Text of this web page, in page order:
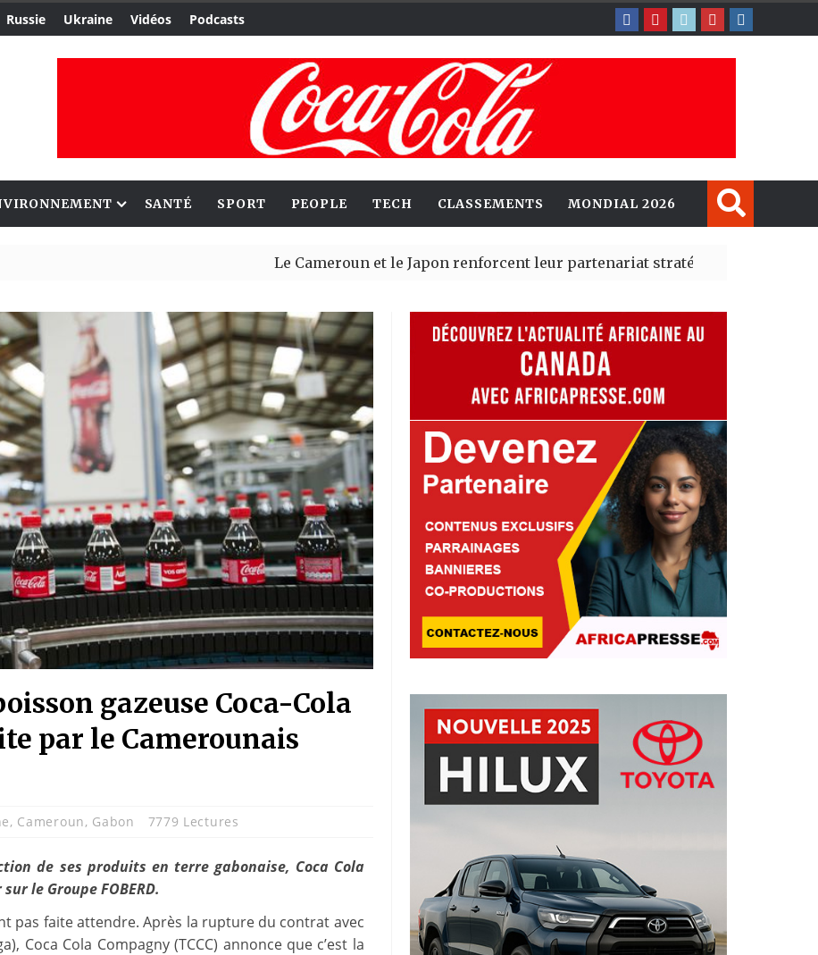
Russie Ukraine Vidéos Podcasts
SANTÉ SPORT PEOPLE TECH CLASSEMENTS MONDIAL 2026
Le Cameroun et le Japon renforcent leur partenariat stratégique avec un cap sur
gazeuse Coca-Cola
par le Camerounais
, Cameroun, Gabon 7779 Lectures
de ses produits en terre gabonaise, Coca Cola
le Groupe FOBERD.
pas faite attendre. Après la rupture du contrat avec
Coca Cola Compagny (TCCC) annonce que c’est la